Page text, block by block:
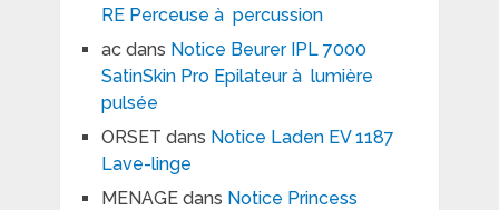
RE Perceuse à percussion
acdans Notice Beurer IPL 7000
SatinSkin Pro Epilateur à lumière
pulsée
ORSET dans Notice Laden EV 1187
Lave-linge
MENAGEdans Notice Princess